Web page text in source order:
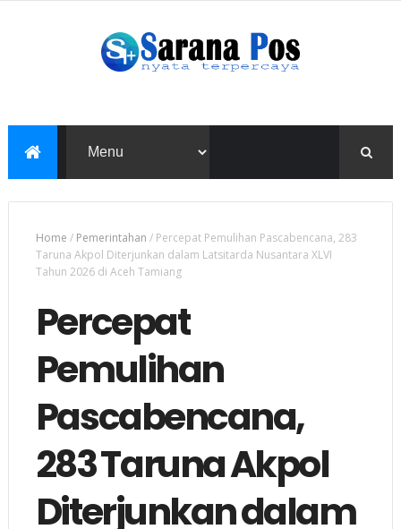
Home / Pemerintahan / Percepat Pemulihan Pascabencana, 283
Taruna Akpol Diterjunkan dalam Latsitarda Nusantara XLVI
Tahun 2026 di Aceh Tamiang
Percepat
Pemulihan
Pascabencana,
283 Taruna Akpol
Diterjunkan dalam